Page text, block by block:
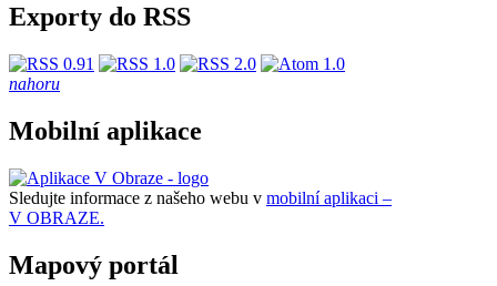
Exporty do RSS
nahoru
Mobilní aplikace
Sledujte informace z našeho webu v mobilní aplikaci –
V OBRAZE.
Mapový portál